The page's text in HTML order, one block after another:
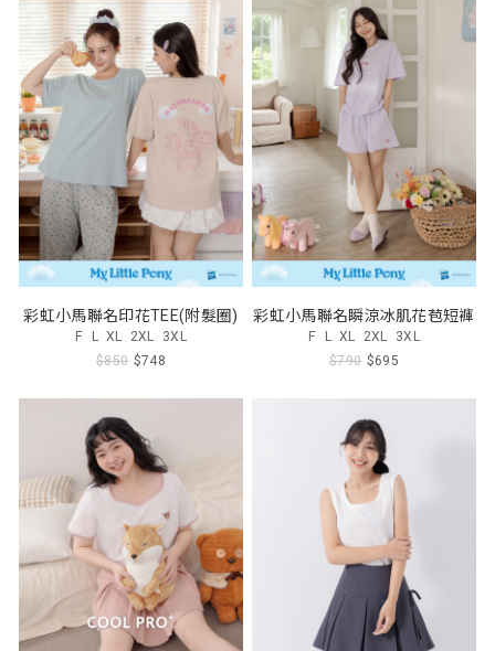
彩虹小馬聯名印花TEE(附髮圈)
F L XL 2XL 3XL
$850 $748
彩虹小馬聯名瞬涼冰肌花苞短褲
F L XL 2XL 3XL
$790 $695